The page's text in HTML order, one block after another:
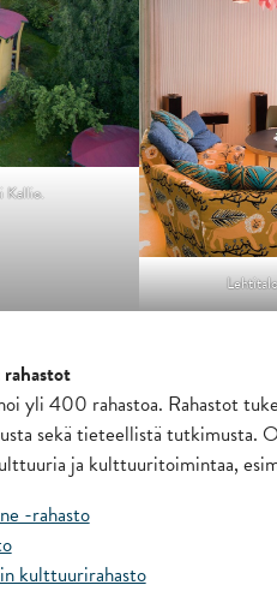
Kallio.
yli 400 rahastoa. Rahastot
sekä tieteellistä tutkimusta.
ja kulttuuritoimintaa,
-rahasto
kulttuurirahasto